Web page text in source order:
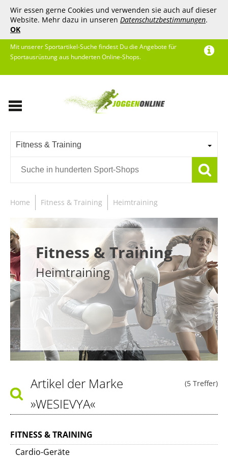
Wir essen gerne Cookies und verwenden sie auch auf dieser
Website. Mehr dazu in unseren Datenschutzbestimmungen.
OK
Mit unserer Sportartikel-Suche findest Du die Angebote für
Sportausrüstung aus hunderten Online-Shops.
Fitness & Training
Home Fitness & Training Heimtraining
Fitness & Training
Heimtraining
(5 Treffer)
Artikel der Marke
»WESIEVYA«
FITNESS & TRAINING
Cardio-Geräte